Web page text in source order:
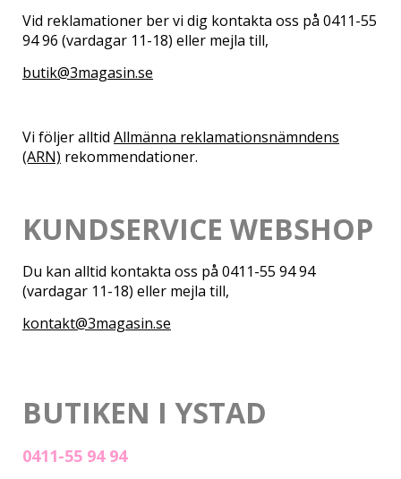
Vid reklamationer ber vi dig kontakta oss på 0411-55
94 96 (vardagar 11-18) eller mejla till,
butik@3magasin.se
Vi följer alltid Allmänna reklamationsnämndens
(ARN) rekommendationer.
KUNDSERVICE WEBSHOP
Du kan alltid kontakta oss på 0411-55 94 94
(vardagar 11-18) eller mejla till,
kontakt@3magasin.se
BUTIKEN I YSTAD
0411-55 94 94